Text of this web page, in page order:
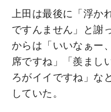
上田は最後に「浮か
ですんません」と謝
からは「いいなぁー
席ですね」「羨まし
ろがイイですね」な
していた。